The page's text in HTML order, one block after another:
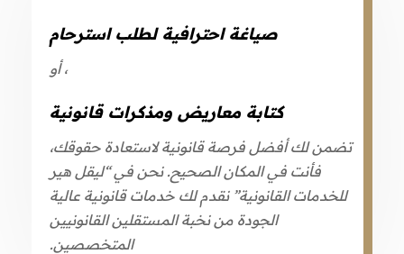
صياغة احترافية لطلب استرحام
، أو
كتابة معاريض ومذكرات قانونية
تضمن لك أفضل فرصة قانونية لاستعادة حقوقك،
فأنت في المكان الصحيح. نحن في “ليقل هير
للخدمات القانونية” نقدم لك خدمات قانونية عالية
الجودة من نخبة المستقلين القانونيين
المتخصصين.